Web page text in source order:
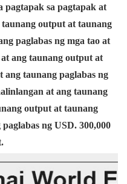
pagtapak sa pagtapak at
output at taunang
paglabas ng mga tao at
ang taunang output at
ang taunang paglabas ng
at ang taunang
output at taunang
ng USD. 300,000
yunit.